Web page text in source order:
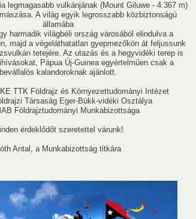
közgyűlési képviselők Szak és
legmagasabb vulkánjának (Mount Giluwe - 4.367 m)
A világ egyik legrosszabb közbiztonságú
államába
harmadik világbéli ország városából elindulva a
majd a végeláthatatlan gyepmezőkön át feljussunk
tetejére. Az utazás és a hegyvidéki terep is
Pápua Új-Guinea egyértelműen csak a
bevállalós kalandoroknak ajánlott.
TTK Földrajz és Környezettudományi Intézet
Társaság Eger-Bükk-vidéki Osztálya
Földrajztudományi Munkabizottsága
érdeklődőt szeretettel várunk!
Antal, a Munkabizottság titkára